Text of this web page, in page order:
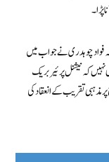
پڑا۔
کہ فواد چوہدری نے جواب میں
نہیں کہ نیشنل پرئیر بریک
تقریب کے انعقاد کی